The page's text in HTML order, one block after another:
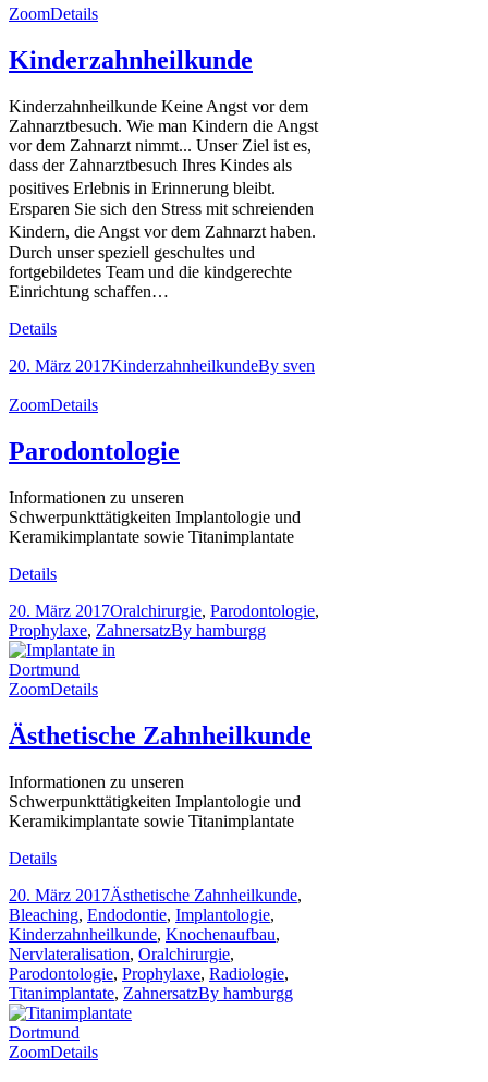
ZoomDetails
Kinderzahnheilkunde
Kinderzahnheilkunde Keine Angst vor dem
Zahnarztbesuch. Wie man Kindern die Angst
vor dem Zahnarzt nimmt... Unser Ziel ist es,
dass der Zahnarztbesuch Ihres Kindes als
positives Erlebnis in Erinnerung bleibt.
Ersparen Sie sich den Stress mit schreienden
Kindern, die Angst vor dem Zahnarzt haben.
Durch unser speziell geschultes und
fortgebildetes Team und die kindgerechte
Einrichtung schaffen…
Details
20. März 2017KinderzahnheilkundeBy sven
ZoomDetails
Parodontologie
Informationen zu unseren
Schwerpunkttätigkeiten Implantologie und
Keramikimplantate sowie Titanimplantate
Details
20. März 2017Oralchirurgie, Parodontologie,
Prophylaxe, ZahnersatzBy hamburgg
ZoomDetails
Ästhetische Zahnheilkunde
Informationen zu unseren
Schwerpunkttätigkeiten Implantologie und
Keramikimplantate sowie Titanimplantate
Details
20. März 2017Ästhetische Zahnheilkunde,
Bleaching, Endodontie, Implantologie,
Kinderzahnheilkunde, Knochenaufbau,
Nervlateralisation, Oralchirurgie,
Parodontologie, Prophylaxe, Radiologie,
Titanimplantate, ZahnersatzBy hamburgg
ZoomDetails